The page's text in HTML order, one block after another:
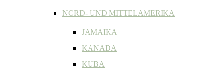
NORD- UND MITTELAMERIKA
JAMAIKA
KANADA
KUBA